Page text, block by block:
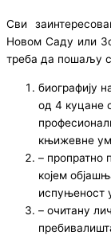
Сви
Новом Саду или
треба да пошаљу
биографију
од 4 куцане
књижевне
– пропратно
којем
испуњеност
– очитану